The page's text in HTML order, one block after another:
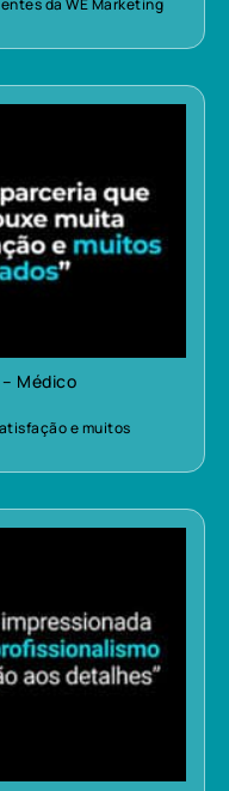
da WE Marketing
Médico
e muitos